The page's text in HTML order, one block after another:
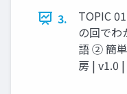
3.
TOPIC
の回で
語 ② 簡
房 | v1.0